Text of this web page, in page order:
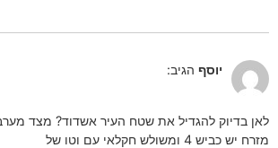
יוסף הגיב:
לאן בדיוק להגדיל את שטח העיר אשדוד? מצד
מזרח יש כביש 4 ומשולש חקלאי עם וטו של